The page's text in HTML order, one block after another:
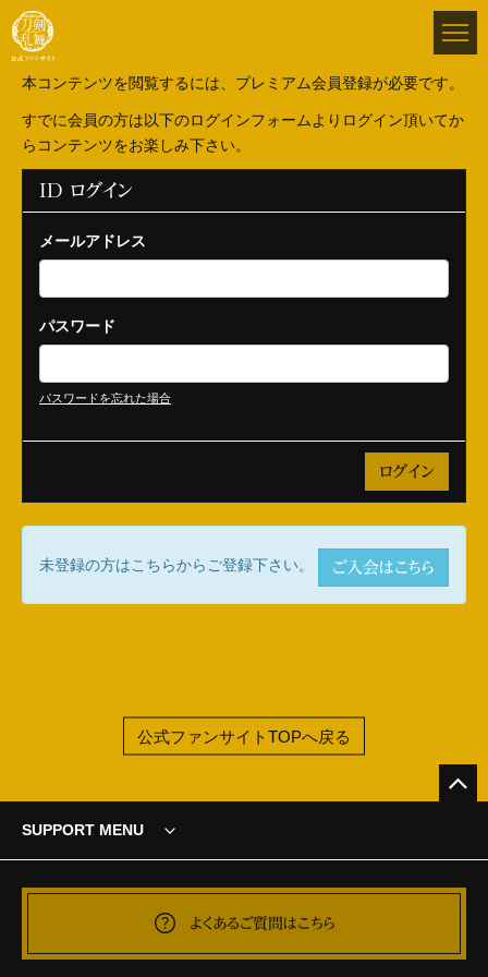
本コンテンツを閲覧するには、プレミアム会員登録が必要です。
すでに会員の方は以下のログインフォームよりログイン頂いてか
らコンテンツをお楽しみ下さい。
ID ログイン
メールアドレス
パスワード
パスワードを忘れた場合
未登録の方はこちらからご登録下さい。 ご入会はこちら
公式ファンサイトTOPへ戻る
SUPPORT MENU
よくあるご質問はこちら